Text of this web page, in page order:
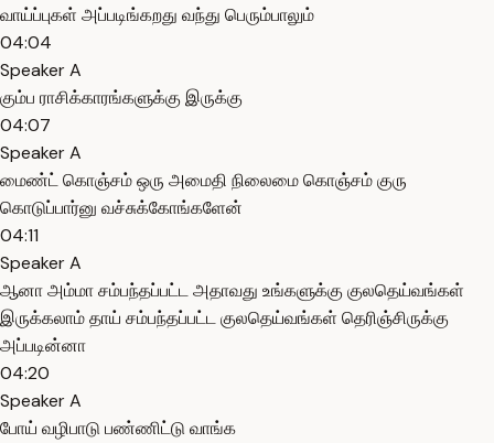
வாய்ப்புகள் அப்படிங்கறது வந்து பெரும்பாலும்
04:04
Speaker A
கும்ப ராசிக்காரங்களுக்கு இருக்கு
04:07
Speaker A
மைண்ட் கொஞ்சம் ஒரு அமைதி நிலைமை கொஞ்சம் குரு
கொடுப்பார்னு வச்சுக்கோங்களேன்
04:11
Speaker A
ஆனா அம்மா சம்பந்தப்பட்ட அதாவது உங்களுக்கு குலதெய்வங்கள்
இருக்கலாம் தாய் சம்பந்தப்பட்ட குலதெய்வங்கள் தெரிஞ்சிருக்கு
அப்படின்னா
04:20
Speaker A
போய் வழிபாடு பண்ணிட்டு வாங்க